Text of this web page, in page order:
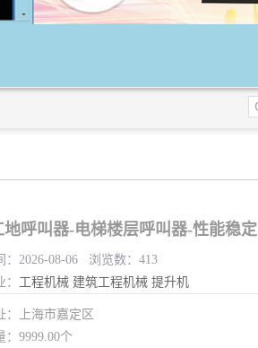
地呼叫器-电梯楼层呼叫器-性能稳定
：2026-08-06 浏览数：413
工程机械 建筑工程机械 提升机
：上海市嘉定区
：9999.00个